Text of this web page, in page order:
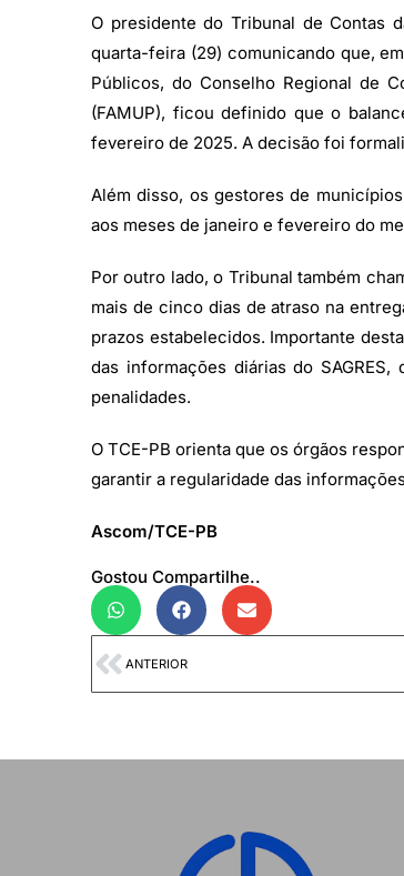
O presidente do Tribunal de Contas
quarta-feira (29) comunicando que,
Públicos, do Conselho Regional de
(FAMUP), ficou definido que o
fevereiro de 2025. A decisão foi
Além disso, os gestores de
aos meses de janeiro e fevereiro do
Por outro lado, o Tribunal também
mais de cinco dias de atraso na
prazos estabelecidos. Importante
das informações diárias do
penalidades.
O TCE-PB orienta que os órgãos
garantir a regularidade das
Ascom/TCE-PB
Gostou Compartilhe..
ANTERIOR